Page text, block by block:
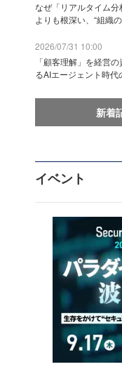
なぜ「リアルタイム
よりも根深い、“組織
2026/07/31 10:00
「顧客理解」を経営
るAIエージェント時
新着
イベント